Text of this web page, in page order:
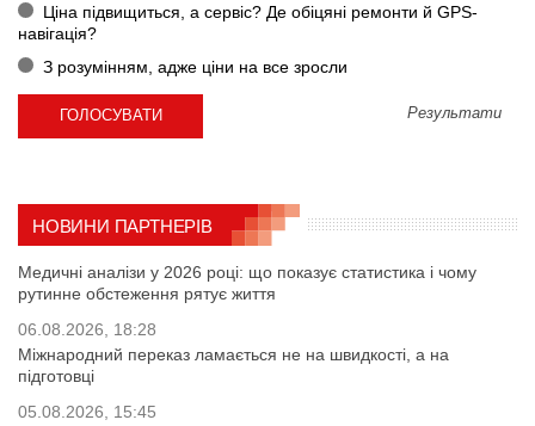
Ціна підвищиться, а сервіс? Де обіцяні ремонти й GPS-
навігація?
З розумінням, адже ціни на все зросли
Результати
НОВИНИ ПАРТНЕРІВ
Медичні аналізи у 2026 році: що показує статистика і чому
рутинне обстеження рятує життя
06.08.2026, 18:28
Міжнародний переказ ламається не на швидкості, а на
підготовці
05.08.2026, 15:45